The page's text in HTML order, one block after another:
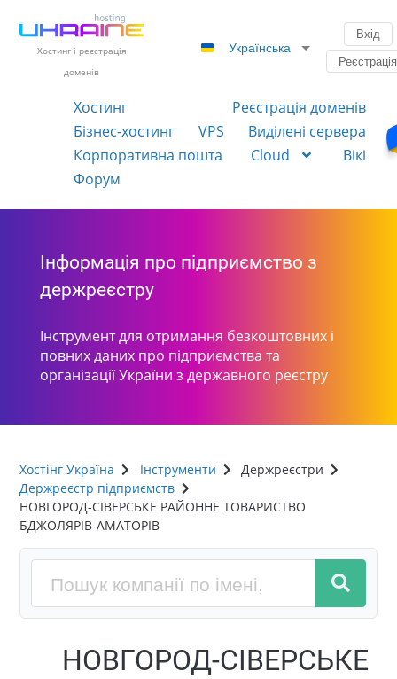
Хостинг і реєстрація
доменів
Українська
Вхід
Реєстрація
Хостинг
Реєстрація доменів
Бізнес-хостинг
VPS
Виділені сервера
Корпоративна пошта
Cloud
Вікі
Форум
Інформація про підприємство з
держреєстру
Інструмент для отримання безкоштовних і
повних даних про підприємства та
організації України з державного реєстру
Хостінг Україна Інструменти
Держреєстри
Держреєстр підприємств
НОВГОРОД-СІВЕРСЬКЕ РАЙОННЕ ТОВАРИСТВО
БДЖОЛЯРІВ-АМАТОРІВ
НОВГОРОД-СІВЕРСЬКЕ